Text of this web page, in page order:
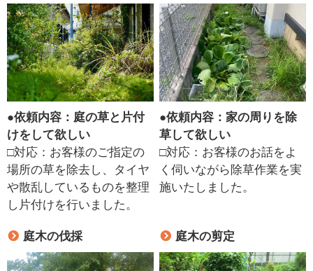
●依頼内容：庭の草と片付
けをして欲しい
□対応：お客様のご指定の
場所の草を除去し、タイヤ
や散乱しているものを整理
し片付けを行いました。
●依頼内容：家の周りを除
草して欲しい
□対応：お客様のお話をよ
く伺いながら除草作業を実
施いたしました。
庭木の伐採 庭木の剪定